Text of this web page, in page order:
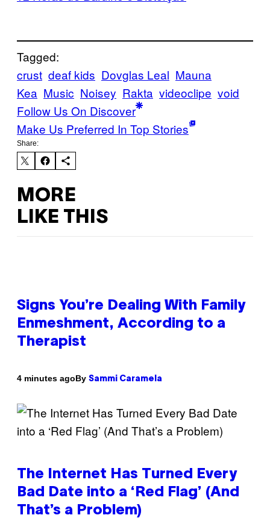
Tagged:
crust deaf kids Dovglas Leal Mauna
Kea Music Noisey Rakta videoclipe void
Follow Us On Discover
Make Us Preferred In Top Stories
Share:
MORE
LIKE THIS
Signs You’re Dealing With Family
Enmeshment, According to a
Therapist
4 minutes agoBy Sammi Caramela
The Internet Has Turned Every
Bad Date into a ‘Red Flag’ (And
That’s a Problem)